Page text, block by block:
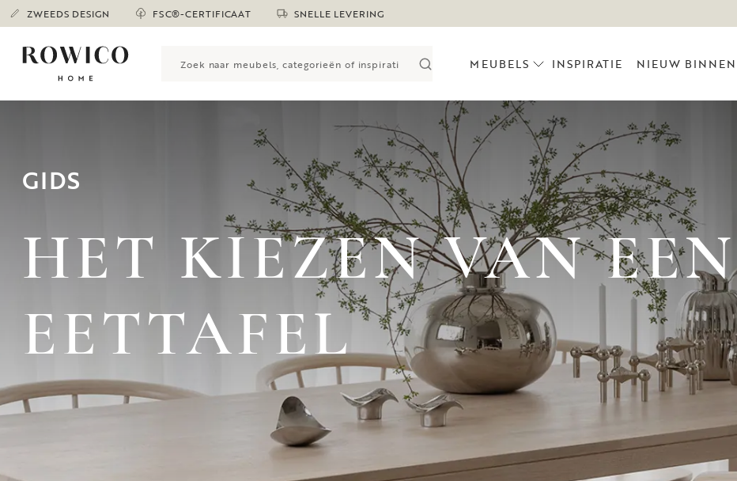
ZWEEDS DESIGN FSC®-CERTIFICAAT SNELLE LEVERING
MEUBELS INSPIRATIE NIEUW BINNEN
GIDS
HET KIEZEN VAN EEN
EETTAFEL